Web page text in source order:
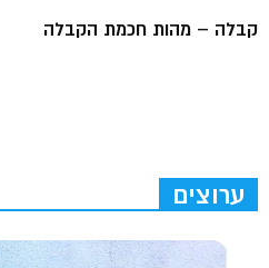
קבלה – מהות חכמת הקבלה
ערוצים